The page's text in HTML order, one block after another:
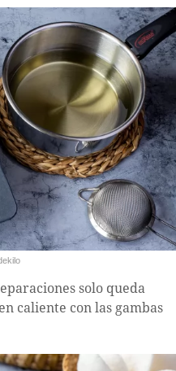
solo queda
caliente con las gambas